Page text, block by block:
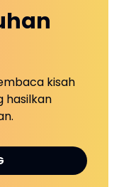
kisah
hasilkan